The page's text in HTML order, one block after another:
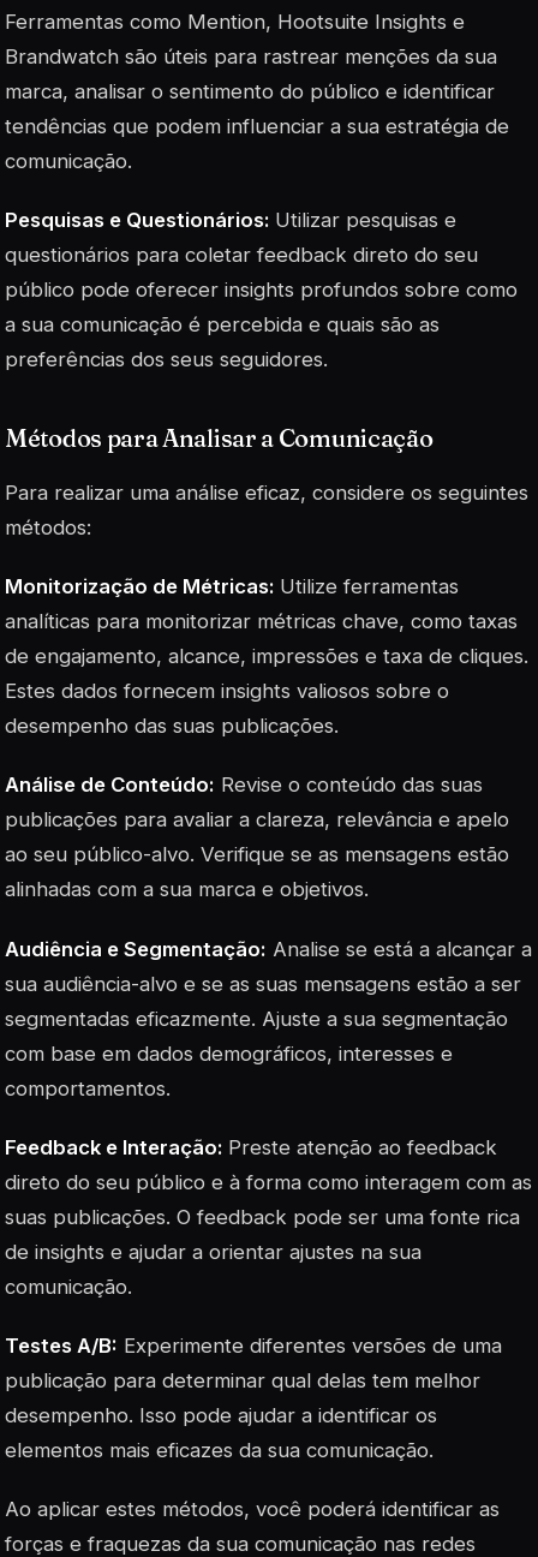
Ferramentas como Mention, Hootsuite Insights e
Brandwatch são úteis para rastrear menções da sua
marca, analisar o sentimento do público e identificar
tendências que podem influenciar a sua estratégia de
comunicação.
Pesquisas e Questionários: Utilizar pesquisas e
questionários para coletar feedback direto do seu
público pode oferecer insights profundos sobre como
a sua comunicação é percebida e quais são as
preferências dos seus seguidores.
Métodos para Analisar a Comunicação
Para realizar uma análise eficaz, considere os seguintes
métodos:
Monitorização de Métricas: Utilize ferramentas
analíticas para monitorizar métricas chave, como taxas
de engajamento, alcance, impressões e taxa de cliques.
Estes dados fornecem insights valiosos sobre o
desempenho das suas publicações.
Análise de Conteúdo: Revise o conteúdo das suas
publicações para avaliar a clareza, relevância e apelo
ao seu público-alvo. Verifique se as mensagens estão
alinhadas com a sua marca e objetivos.
Audiência e Segmentação: Analise se está a alcançar a
sua audiência-alvo e se as suas mensagens estão a ser
segmentadas eficazmente. Ajuste a sua segmentação
com base em dados demográficos, interesses e
comportamentos.
Feedback e Interação: Preste atenção ao feedback
direto do seu público e à forma como interagem com as
suas publicações. O feedback pode ser uma fonte rica
de insights e ajudar a orientar ajustes na sua
comunicação.
Testes A/B: Experimente diferentes versões de uma
publicação para determinar qual delas tem melhor
desempenho. Isso pode ajudar a identificar os
elementos mais eficazes da sua comunicação.
Ao aplicar estes métodos, você poderá identificar as
forças e fraquezas da sua comunicação nas redes